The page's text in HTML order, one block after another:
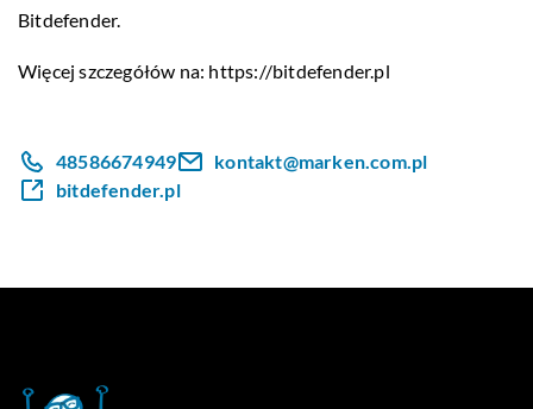
Bitdefender.
Więcej szczegółów na: https://bitdefender.pl
48586674949
kontakt@marken.com.pl
bitdefender.pl